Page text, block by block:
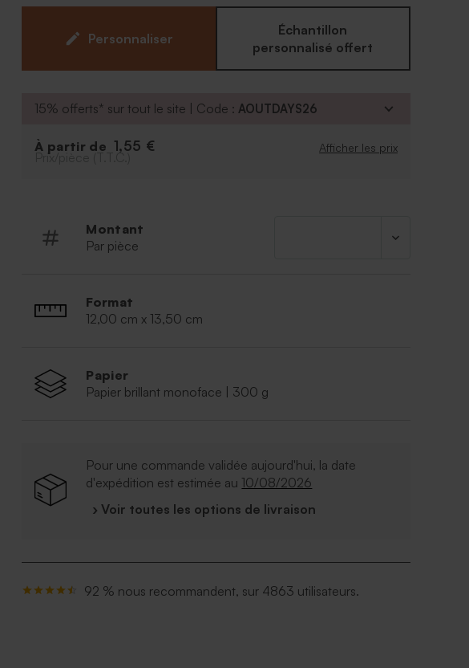
Personnalisez la carte de remerciement via notre outil en ligne
avec un adorable texte pour votre entourage, ainsi qu'avec une
belle photo de votre enfant. Vos proches seront conquis et
Personnaliser
Échantillon
personnalisé offert
15% offerts* sur tout le site | Code :AOUTDAYS26
À partir de 1,55 € Afficher les prix
Prix/pièce (T.T.C.)
Montant
Par pièce
Format
12,00 cm x 13,50 cm
Papier
Papier brillant monoface | 300 g
Pour une commande validée aujourd'hui, la date
d'expédition est estimée au 10/08/2026
› Voir toutes les options de livraison
92 % nous recommandent, sur 4863 utilisateurs.